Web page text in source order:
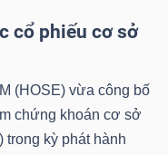
cổ phiếu cơ sở
(HOSE) vừa công bố
chứng khoán cơ sở
trong kỳ phát hành